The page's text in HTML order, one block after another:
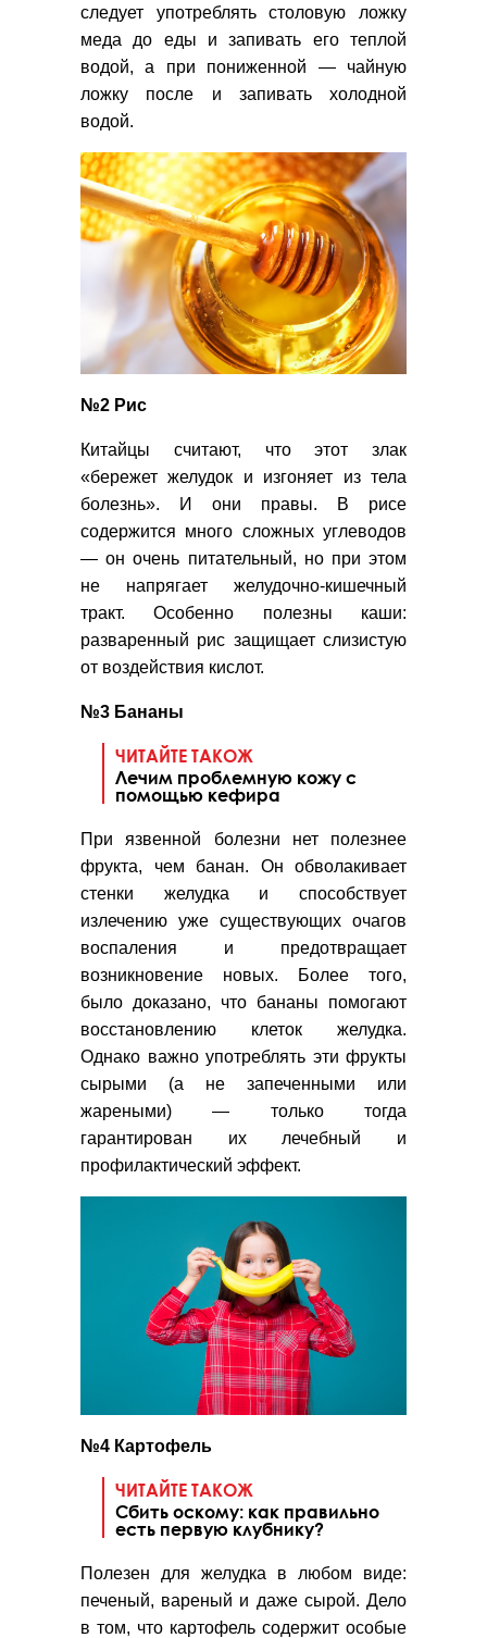
следует употреблять столовую ложку
меда до еды и запивать его теплой
водой, а при пониженной — чайную
ложку после и запивать холодной
водой.
№2 Рис
Китайцы считают, что этот злак
«бережет желудок и изгоняет из тела
болезнь». И они правы. В рисе
содержится много сложных углеводов
— он очень питательный, но при этом
не напрягает желудочно-кишечный
тракт. Особенно полезны каши:
разваренный рис защищает слизистую
от воздействия кислот.
№3 Бананы
ЧИТАЙТЕ ТАКОЖ
Лечим проблемную кожу с
помощью кефира
При язвенной болезни нет полезнее
фрукта, чем банан. Он обволакивает
стенки желудка и способствует
излечению уже существующих очагов
воспаления и предотвращает
возникновение новых. Более того,
было доказано, что бананы помогают
восстановлению клеток желудка.
Однако важно употреблять эти фрукты
сырыми (а не запеченными или
жареными) — только тогда
гарантирован их лечебный и
профилактический эффект.
№4 Картофель
ЧИТАЙТЕ ТАКОЖ
Сбить оскому: как правильно
есть первую клубнику?
Полезен для желудка в любом виде:
печеный, вареный и даже сырой. Дело
в том, что картофель содержит особые